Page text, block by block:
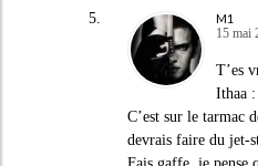
M1
15 mai
T’es
Ithaa
C’est sur le tarmac
devrais faire du jet-